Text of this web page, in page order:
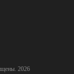
2026